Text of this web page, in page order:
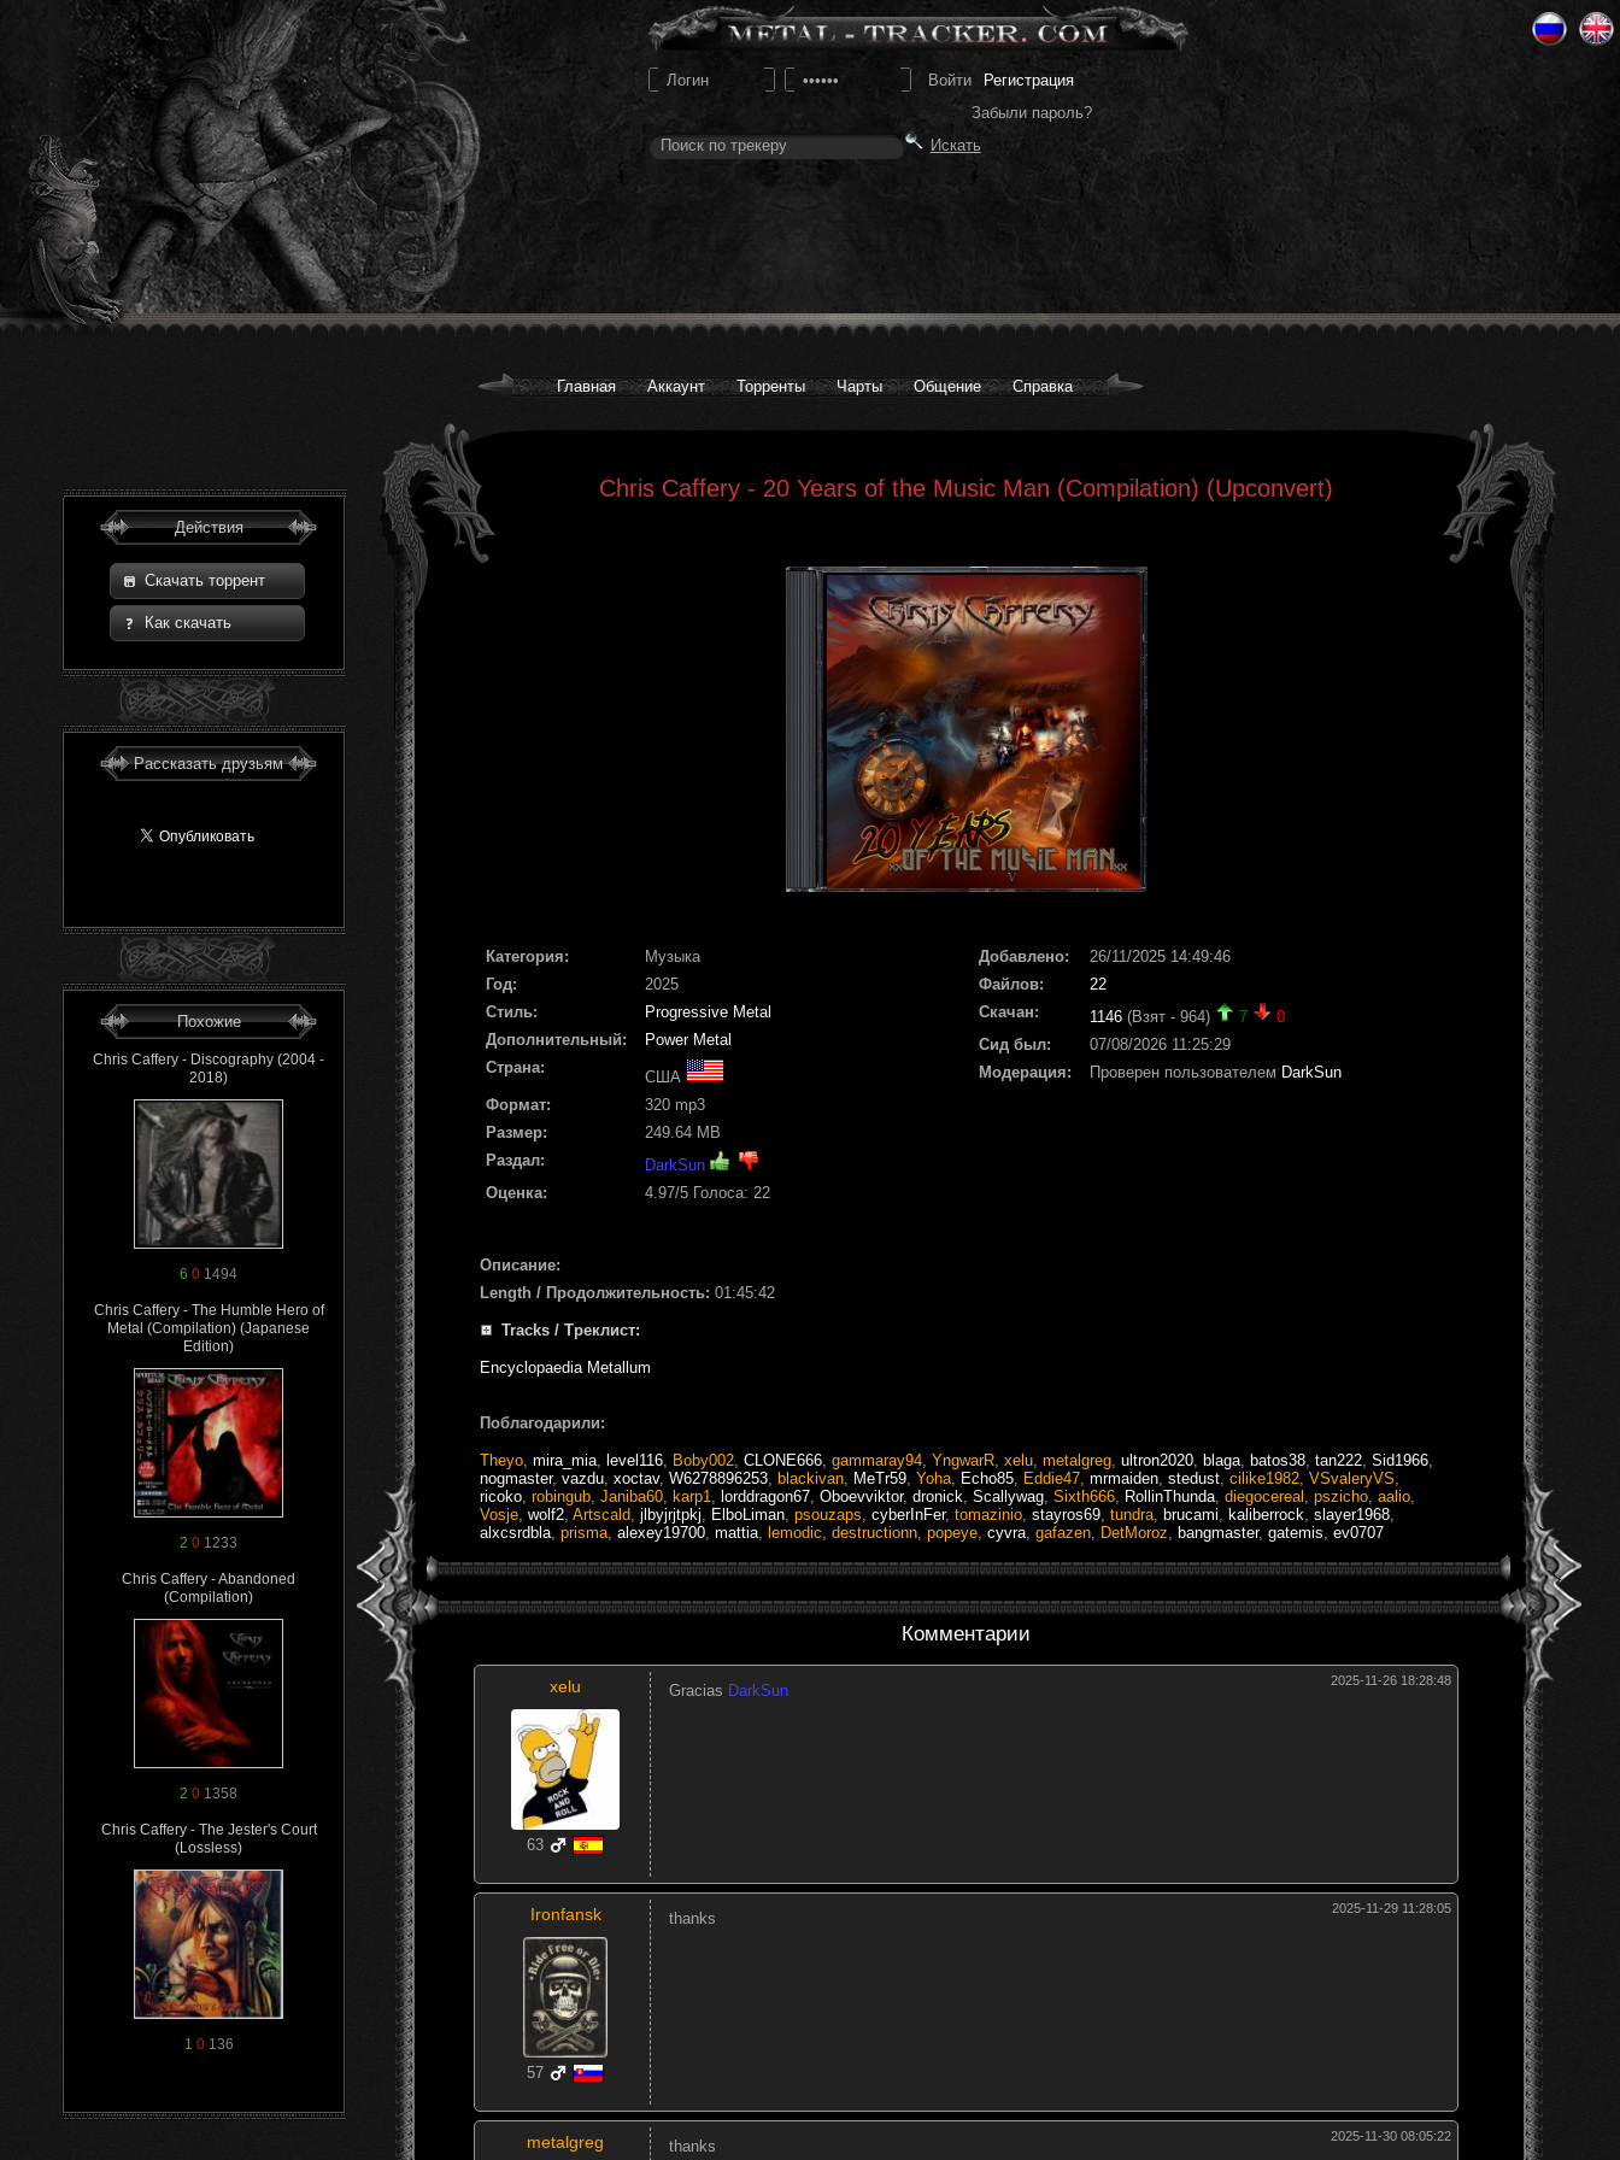
Регистрация
Забыли пароль?
Главная Аккаунт Торренты Чарты Общение Справка
Действия
Скачать торрент
Как скачать
Рассказать друзьям
Похожие
Chris Caffery - Discography (2004 -
2018)
6 0 1494
Chris Caffery - The Humble Hero of
Metal (Compilation) (Japanese
Edition)
2 0 1233
Chris Caffery - Abandoned
(Compilation)
2 0 1358
Chris Caffery - The Jester's Court
(Lossless)
1 0136
Chris Caffery - 20 Years of the Music Man (Compilation) (Upconvert)
Категория:
Музыка
Год:
2025
Стиль:
Progressive Metal
Дополнительный:
Power Metal
Страна:
США
Формат:
320 mp3
Размер:
249.64 MB
Раздал:
DarkSun
Оценка:
4.97/5 Голоса: 22
Добавлено:
26/11/2025 14:49:46
Файлов:
22
Скачан:
1146 (Взят - 964) 7
0
Сид был:
07/08/2026 11:25:29
Модерация:
Проверен пользователем DarkSun
Описание:
Length / Продолжительность: 01:45:42
Tracks / Треклист:
Encyclopaedia Metallum
Поблагодарили:
Theyo mira_mia level116 Boby002 CLONE666 gammaray94 YngwarR xelu metalgreg ultron2020 blaga batos38 tan222 Sid1966
nogmaster, vazdu xoctav, W6278896253 blackivan MeTr59 Yoha Echo85 Eddie47 mrmaiden stedust cilike1982 VSvaleryVS
ricoko robingub Janiba60 karp1 lorddragon67 Oboevviktor, dronick Scallywag Sixth666 RollinThunda diegocereal pszicho aalio
Vosje wolf2 Artscald jlbyjrjtpkj ElboLiman psouzaps cyberInFer, tomazinio stayros69 tundra brucami kaliberrock slayer1968
alxcsrdbla prisma alexey19700 mattia lemodic destructionn popeye cyvra gafazen DetMoroz bangmaster, gatemis ev0707
Комментарии
xelu
63
2025-11-26 18:28:48
Gracias DarkSun
Ironfansk
57
2025-11-29 11:28:05
thanks
metalgreg 2025-11-30 08:05:22
thanks